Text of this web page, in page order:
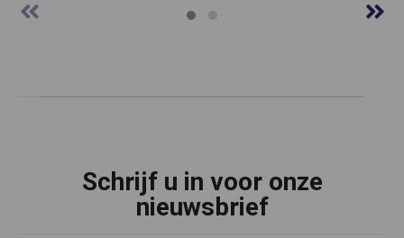
Schrijf u in voor onze
nieuwsbrief